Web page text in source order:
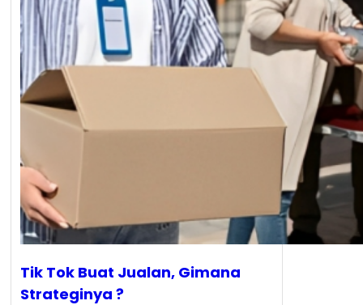
Tik Tok Buat Jualan, Gimana
Strateginya ?